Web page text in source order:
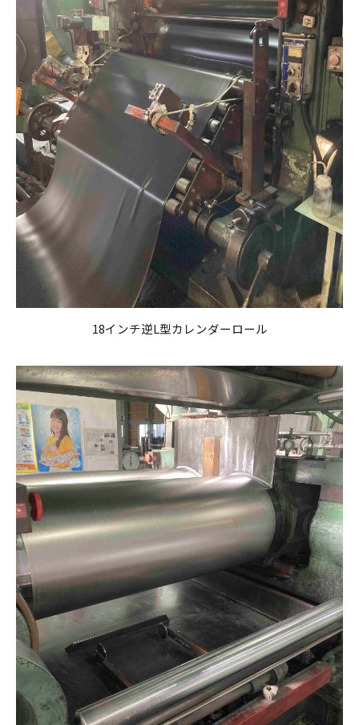
18インチ逆L型カレンダーロール